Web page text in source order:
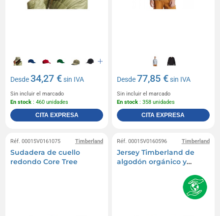
Desde34,27 €sin IVA
Sin incluir el marcado
En stock : 460 unidades
CITA EXPRESA
Desde77,85 €sin IVA
Sin incluir el marcado
En stock : 358 unidades
CITA EXPRESA
Timberland
Réf. 00015V0161075
Sudadera de cuello
redondo Core Tree
Timberland
Réf. 00015V0160596
Jersey Timberland de
algodón orgánico y